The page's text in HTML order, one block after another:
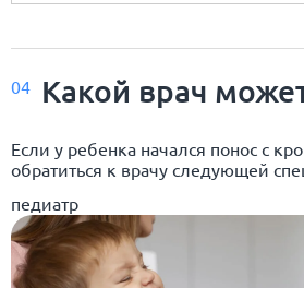
04 Какой врач
Если у ребенка начался понос с
обратиться к врачу следующей
педиатр